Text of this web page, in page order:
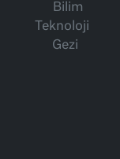
Bilim
Teknoloji
Gezi